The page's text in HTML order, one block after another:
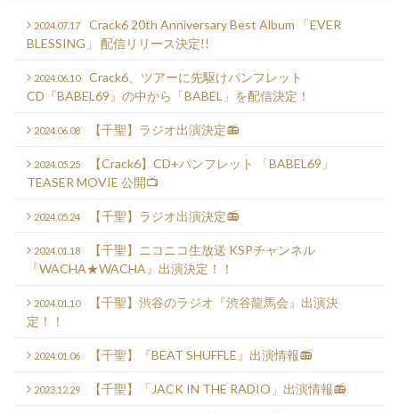
2024.07.17
Crack6 20th Anniversary Best Album 「EVER
BLESSING」 配信リリース決定!!
2024.06.10
Crack6、ツアーに先駆けパンフレット
CD『BABEL69』の中から「BABEL」を配信決定！
2024.06.08 【千聖】ラジオ出演決定📻
2024.05.25
【Crack6】CD+パンフレット 「BABEL69」
TEASER MOVIE 公開📺
2024.05.24 【千聖】ラジオ出演決定📻
2024.01.18
【千聖】ニコニコ生放送 KSPチャンネル
『WACHA★WACHA』出演決定！！
2024.01.10
【千聖】渋谷のラジオ『渋谷龍馬会』出演決
定！！
2024.01.06 【千聖】『BEAT SHUFFLE』出演情報📻
2023.12.29 【千聖】「JACK IN THE RADIO」出演情報📻